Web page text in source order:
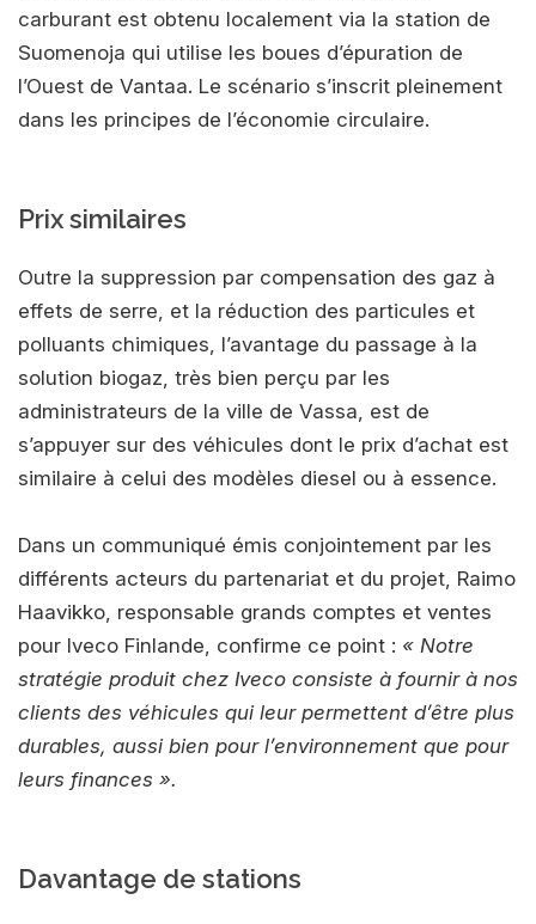
carburant est obtenu localement via la station de
Suomenoja qui utilise les boues d’épuration de
l’Ouest de Vantaa. Le scénario s’inscrit pleinement
dans les principes de l’économie circulaire.
Prix similaires
Outre la suppression par compensation des gaz à
effets de serre, et la réduction des particules et
polluants chimiques, l’avantage du passage à la
solution biogaz, très bien perçu par les
administrateurs de la ville de Vassa, est de
s’appuyer sur des véhicules dont le prix d’achat est
similaire à celui des modèles diesel ou à essence.
Dans un communiqué émis conjointement par les
différents acteurs du partenariat et du projet, Raimo
Haavikko, responsable grands comptes et ventes
pour Iveco Finlande, confirme ce point : « Notre
stratégie produit chez Iveco consiste à fournir à nos
clients des véhicules qui leur permettent d’être plus
durables, aussi bien pour l’environnement que pour
leurs finances ».
Davantage de stations